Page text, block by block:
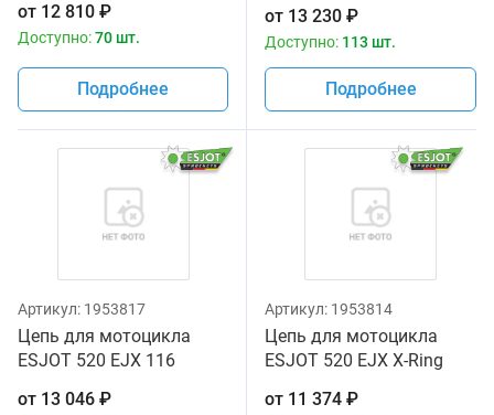
от 12 810 ₽
Доступно:70 шт.
Подробнее
от 13 230 ₽
Доступно: 113 шт.
Подробнее
Артикул: 1953817
Цепь для мотоцикла
ESJOT 520 EJX 116
от 13 046 ₽
Артикул: 1953814
Цепь для мотоцикла
ESJOT 520 EJX X-Ring
от 11 374 ₽